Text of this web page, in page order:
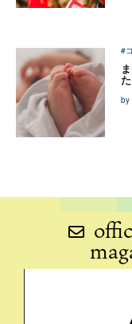
#
by